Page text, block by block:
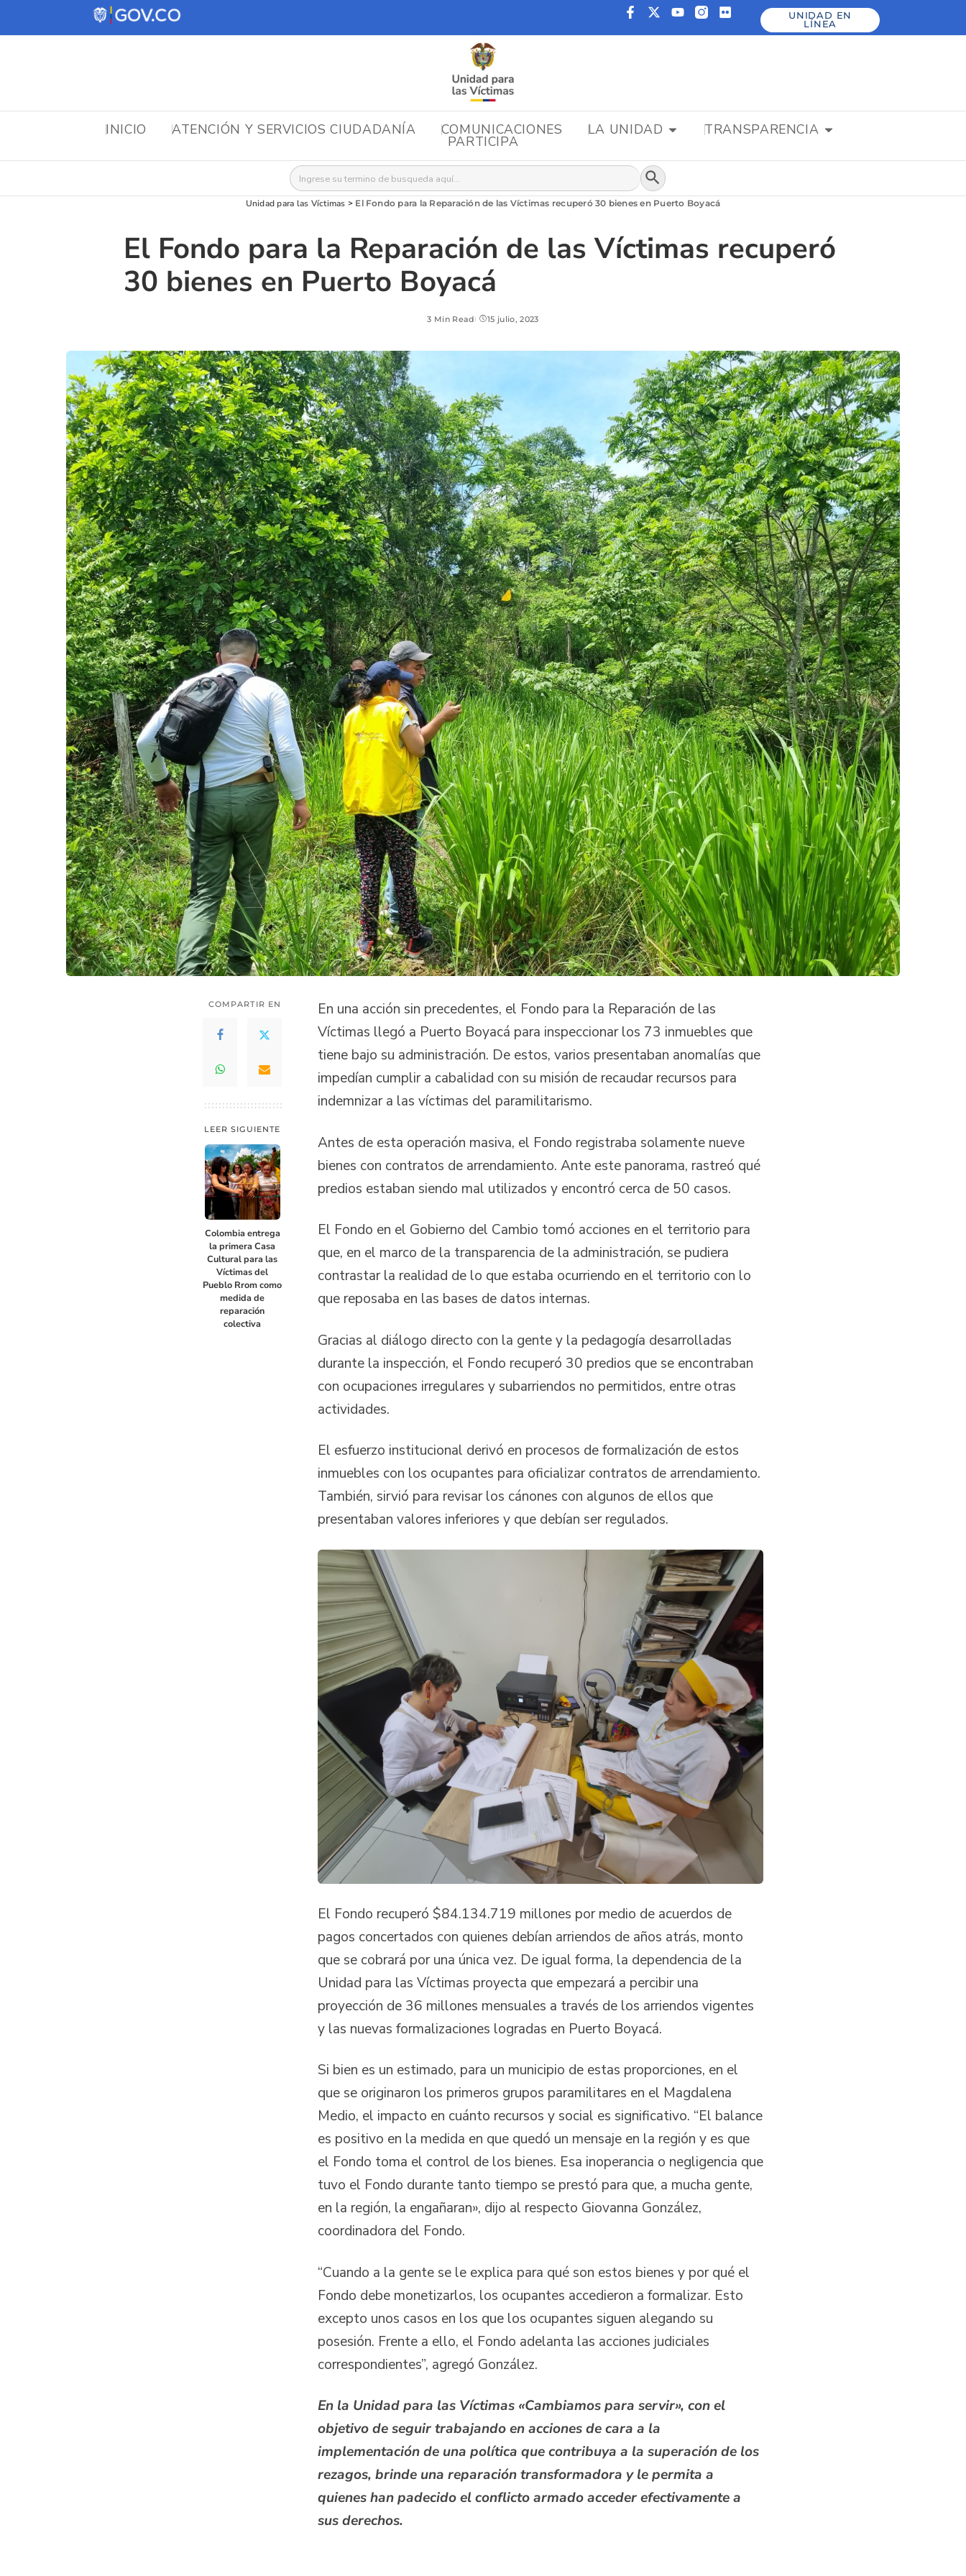
UNIDAD EN
LÍNEA
INICIO ATENCIÓN Y SERVICIOS CIUDADANÍA COMUNICACIONES LA UNIDAD TRANSPARENCIA
PARTICIPA
Buscar: Botón de búsqueda
Unidad para las Víctimas > El Fondo para la Reparación de las Víctimas recuperó 30 bienes en Puerto Boyacá
El Fondo para la Reparación de las Víctimas recuperó
30 bienes en Puerto Boyacá
3 Min Read 15 julio, 2023
COMPARTIR EN
LEER SIGUIENTE
Colombia entrega
la primera Casa
Cultural para las
Víctimas del
Pueblo Rrom como
medida de
reparación
colectiva
En una acción sin precedentes, el Fondo para la Reparación de las
Víctimas llegó a Puerto Boyacá para inspeccionar los 73 inmuebles que
tiene bajo su administración. De estos, varios presentaban anomalías que
impedían cumplir a cabalidad con su misión de recaudar recursos para
indemnizar a las víctimas del paramilitarismo.
Antes de esta operación masiva, el Fondo registraba solamente nueve
bienes con contratos de arrendamiento. Ante este panorama, rastreó qué
predios estaban siendo mal utilizados y encontró cerca de 50 casos.
El Fondo en el Gobierno del Cambio tomó acciones en el territorio para
que, en el marco de la transparencia de la administración, se pudiera
contrastar la realidad de lo que estaba ocurriendo en el territorio con lo
que reposaba en las bases de datos internas.
Gracias al diálogo directo con la gente y la pedagogía desarrolladas
durante la inspección, el Fondo recuperó 30 predios que se encontraban
con ocupaciones irregulares y subarriendos no permitidos, entre otras
actividades.
El esfuerzo institucional derivó en procesos de formalización de estos
inmuebles con los ocupantes para oficializar contratos de arrendamiento.
También, sirvió para revisar los cánones con algunos de ellos que
presentaban valores inferiores y que debían ser regulados.
El Fondo recuperó $84.134.719 millones por medio de acuerdos de
pagos concertados con quienes debían arriendos de años atrás, monto
que se cobrará por una única vez. De igual forma, la dependencia de la
Unidad para las Víctimas proyecta que empezará a percibir una
proyección de 36 millones mensuales a través de los arriendos vigentes
y las nuevas formalizaciones logradas en Puerto Boyacá.
Si bien es un estimado, para un municipio de estas proporciones, en el
que se originaron los primeros grupos paramilitares en el Magdalena
Medio, el impacto en cuánto recursos y social es significativo. “El balance
es positivo en la medida en que quedó un mensaje en la región y es que
el Fondo toma el control de los bienes. Esa inoperancia o negligencia que
tuvo el Fondo durante tanto tiempo se prestó para que, a mucha gente,
en la región, la engañaran», dijo al respecto Giovanna González,
coordinadora del Fondo.
“Cuando a la gente se le explica para qué son estos bienes y por qué el
Fondo debe monetizarlos, los ocupantes accedieron a formalizar. Esto
excepto unos casos en los que los ocupantes siguen alegando su
posesión. Frente a ello, el Fondo adelanta las acciones judiciales
correspondientes”, agregó González.
En la Unidad para las Víctimas «Cambiamos para servir», con el
objetivo de seguir trabajando en acciones de cara a la
implementación de una política que contribuya a la superación de los
rezagos, brinde una reparación transformadora y le permita a
quienes han padecido el conflicto armado acceder efectivamente a
sus derechos.